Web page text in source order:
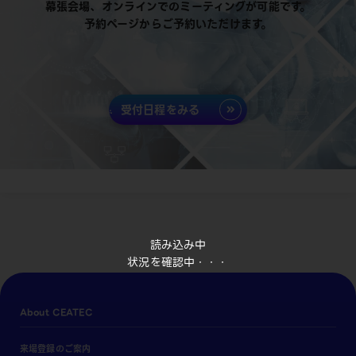
読み込み中
状況を確認中・・・
幕張会場、オンラインでのミーティングが可能です。
予約ページからご予約いただけます。
受付日程をみる
About CEATEC
来場登録のご案内